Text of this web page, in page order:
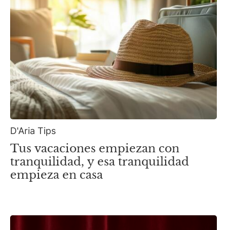
D'Aria Tips
Tus vacaciones empiezan con
tranquilidad, y esa tranquilidad
empieza en casa